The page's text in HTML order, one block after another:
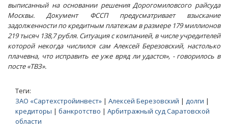
выписанный на основании решения Дорогомиловсого райсуда
Москвы. Документ ФССП предусматривает взыскание
задолженности по кредитным платежам в размере 179 миллионов
219 тысяч 138,7 рубля. Ситуация с компанией, в числе учредителей
которой некогда числился сам Алексей Березовский, настолько
плачевна, что исправить ее уже вряд ли удастся», - говорилось в
посте «ТВЗ».
Теги:
ЗАО «Сартехстройинвест» | Алексей Березовский | долги |
кредиторы | банкротство | Арбитражный суд Саратовской
области